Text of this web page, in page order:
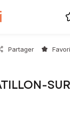
Partager